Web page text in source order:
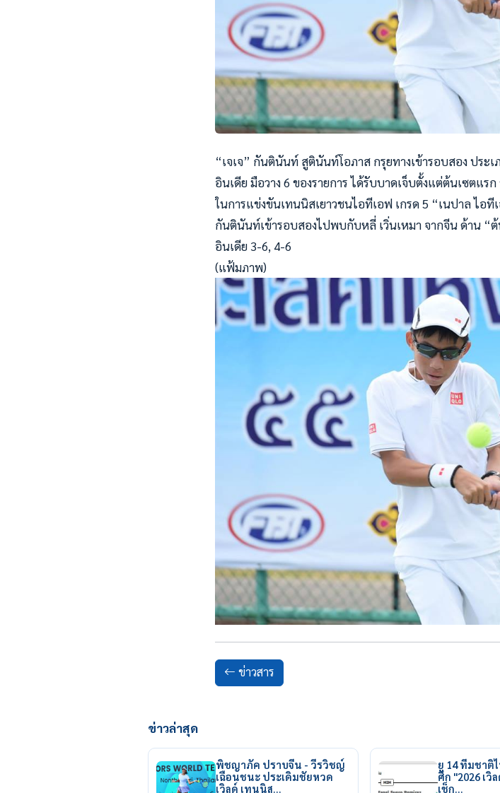
“เจเจ” กันตินันท์ สูตินันท์โอภาส กรุยทางเข้ารอบสอง ประ
อินเดีย มือวาง 6 ของรายการ ได้รับบาดเจ็บตั้งแต่ต้นเซต
ในการแข่งขันเทนนิสเยาวชนไอทีเอฟ เกรด 5 “เนปาล ไอ
กันตินันท์เข้ารอบสองไปพบกับหลี่ เวิ่นเหมา จากจีน ด้าน “
อินเดีย 3-6, 4-6
(แฟ้มภาพ)
ข่าวสาร
ข่าวล่าสุด
พิชญาภัค ปราบจีน - วีรวิชญ์
เฉือนชนะ ประเดิมชัยหวด
เวิลด์ เทนนิส…
ยู 14 ทีมชาติ
ศึก "2026 เวิ
เช็ก…